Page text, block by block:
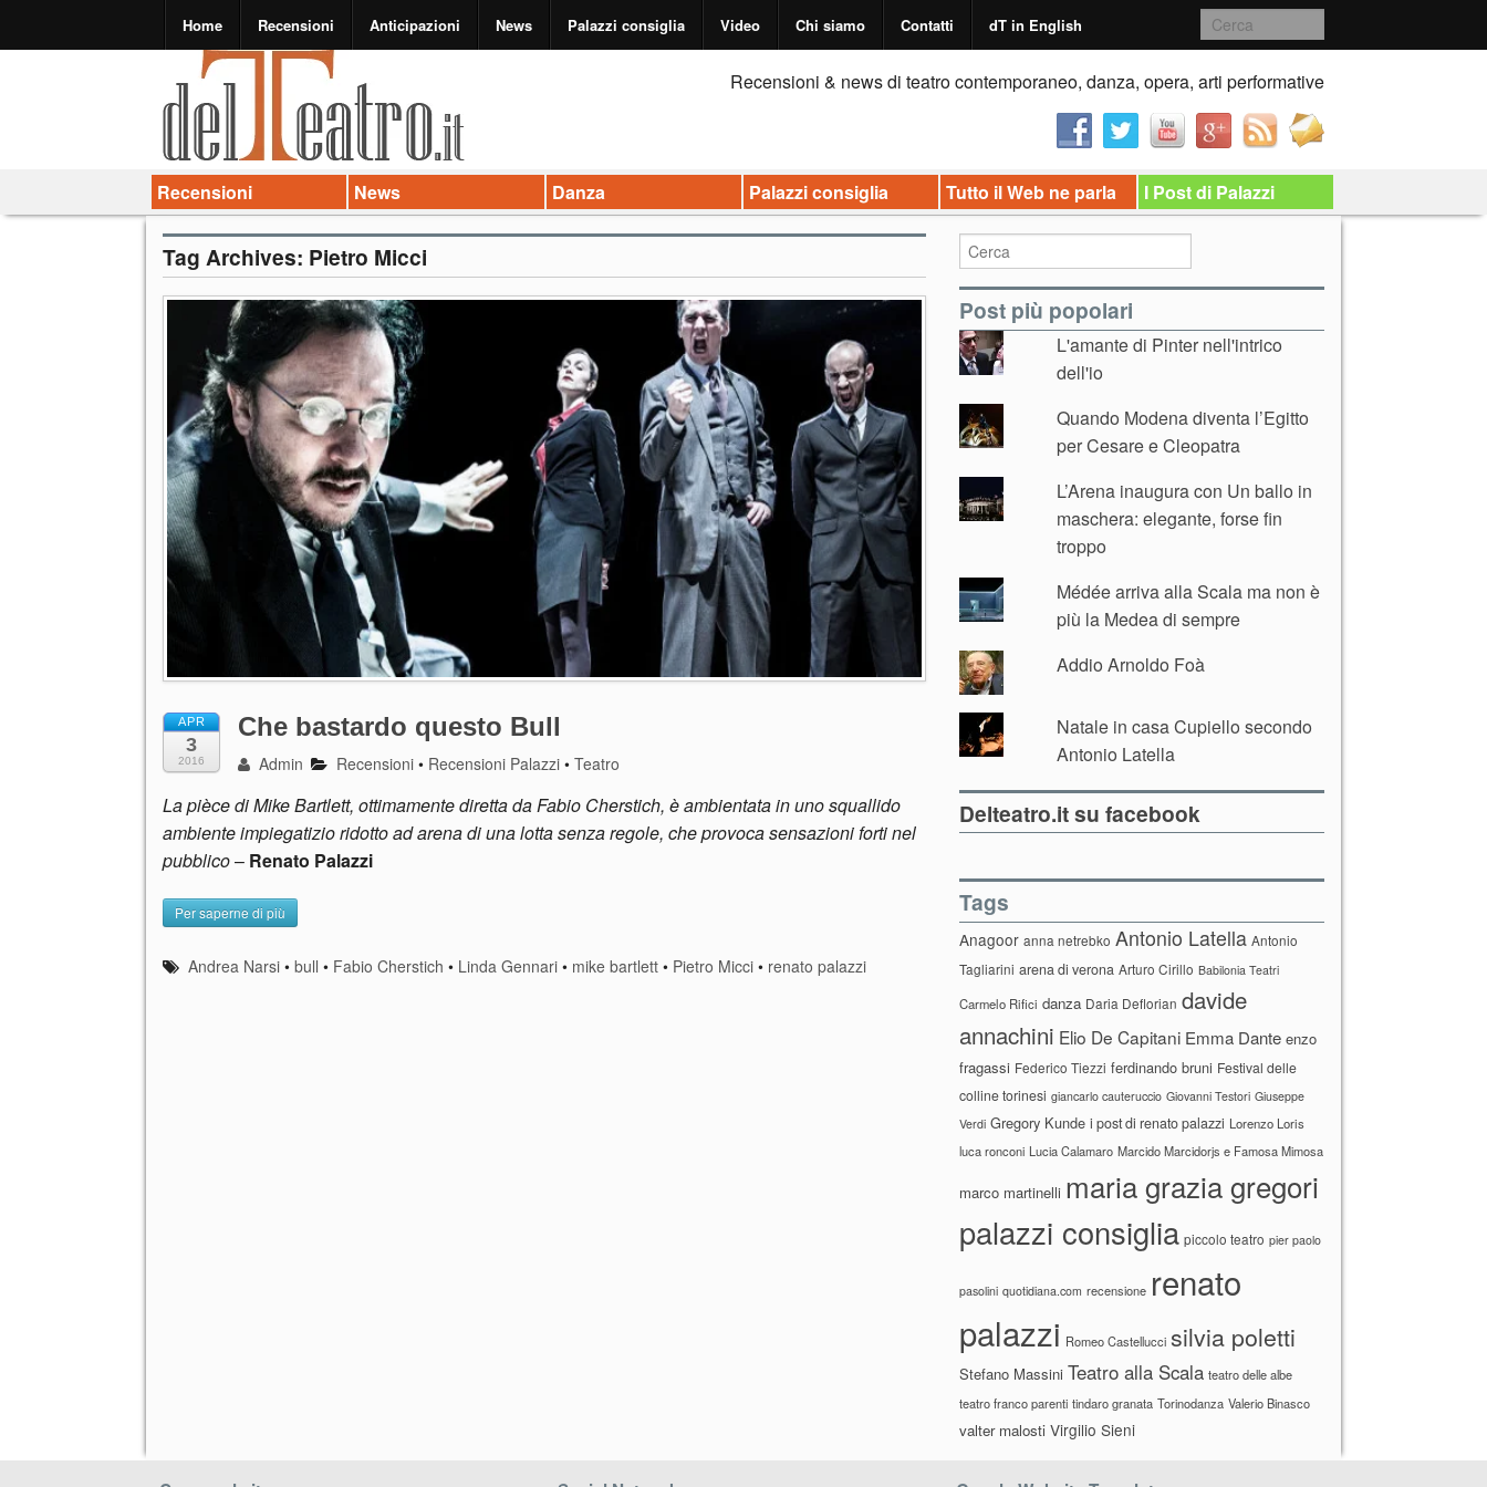
Home Recensioni Anticipazioni News Palazzi consiglia Video Chi siamo Contatti dT in English
Recensioni & news di teatro contemporaneo, danza, opera, arti performative
Recensioni News Danza Palazzi consiglia Tutto il Web ne parla I Post di Palazzi
Tag Archives: Pietro Micci
APR
3
2016
Che bastardo questo Bull
Admin Recensioni • Recensioni Palazzi •Teatro
La pièce di Mike Bartlett, ottimamente diretta da Fabio Cherstich, è ambientata in uno squallido
ambiente impiegatizio ridotto ad arena di una lotta senza regole, che provoca sensazioni forti nel
pubblico– Renato Palazzi
Per saperne di più
Andrea Narsi •bull • Fabio Cherstich • Linda Gennari • mike bartlett • Pietro Micci • renato palazzi
Post più popolari
L'amante di Pinter nell'intrico
dell'io
Quando Modena diventa l’Egitto
per Cesare e Cleopatra
L’Arena inaugura con Un ballo in
maschera: elegante, forse fin
troppo
Médée arriva alla Scala ma non è
più la Medea di sempre
Addio Arnoldo Foà
Natale in casa Cupiello secondo
Antonio Latella
Delteatro.it su facebook
Tags
Anagoor anna netrebko Antonio Latella Antonio
Tagliarini arena di verona Arturo Cirillo Babilonia Teatri
Carmelo Rifici danza Daria Deflorian davide
annachini Elio De Capitani Emma Dante enzo
fragassi Federico Tiezzi ferdinando bruni Festival delle
colline torinesi giancarlo cauteruccio Giovanni Testori Giuseppe
Verdi Gregory Kunde i post di renato palazzi Lorenzo Loris
luca ronconi Lucia Calamaro Marcido Marcidorjs e Famosa Mimosa
marco martinelli maria grazia gregori
palazzi consiglia piccolo teatro pier paolo
pasolini quotidiana.com recensione renato
palazzi Romeo Castellucci silvia poletti
Stefano Massini Teatro alla Scala teatro delle albe
teatro franco parenti tindaro granata Torinodanza Valerio Binasco
valter malosti Virgilio Sieni